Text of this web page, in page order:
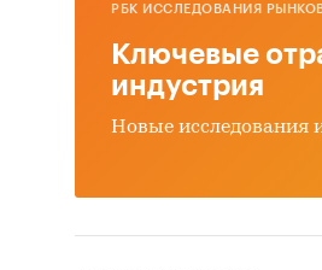
РБК ИССЛЕДОВАНИЯ
Ключевые
индустрия
Новые исследования